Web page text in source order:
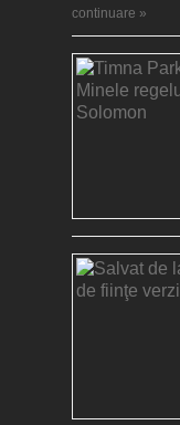
continuare »